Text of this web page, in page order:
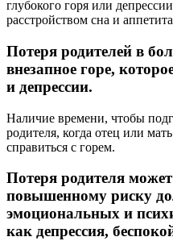
глубокого горя или
расстройством сна и
Потеря родителей в
внезапное горе,
и депрессии.
Наличие времени, чтобы
родителя, когда отец или
справиться с горем.
Потеря родителя
повышенному риску
эмоциональных и
как депрессия,